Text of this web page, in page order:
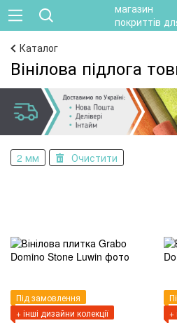
Каталог
Вінілова підлога
2 мм Очистити
Під замовлення
+ інші дизайни колекції
+